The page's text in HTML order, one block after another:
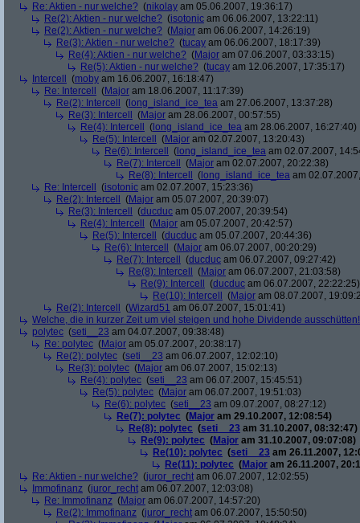
Re: Aktien - nur welche? (nikolay am 05.06.2007, 19:36:17)
Re(2): Aktien - nur welche? (isotonic am 06.06.2007, 13:22:11)
Re(2): Aktien - nur welche? (Major am 06.06.2007, 14:26:19)
Re(3): Aktien - nur welche? (tucay am 06.06.2007, 18:17:39)
Re(4): Aktien - nur welche? (Major am 07.06.2007, 03:33:15)
Re(5): Aktien - nur welche? (tucay am 12.06.2007, 17:35:17)
Intercell
(moby am 16.06.2007, 16:18:47)
Re: Intercell
(Major am 18.06.2007, 11:17:39)
Re(2): Intercell
( long_island_ice_tea am 27.06.2007, 13:37:28)
Re(3): Intercell
(Major am 28.06.2007, 00:57:55)
Re(4): Intercell
( long_island_ice_tea am 28.06.2007, 16:27:40)
Re(5): Intercell
(Major am 02.07.2007, 13:20:43)
Re(6): Intercell
( long_island_ice_tea am 02.07.2007,
Re(7): Intercell
(Major am 02.07.2007, 20:22:38)
Re(8): Intercell
( long_island_ice_tea am
Re: Intercell
(isotonic am 02.07.2007, 15:23:36)
Re(2): Intercell
(Major am 05.07.2007, 20:39:07)
Re(3): Intercell
(ducduc am 05.07.2007, 20:39:54)
Re(4): Intercell
(Major am 05.07.2007, 20:42:57)
Re(5): Intercell
(ducduc am 05.07.2007, 20:44:36)
Re(6): Intercell
(Major am 06.07.2007, 00:20:29)
Re(7): Intercell
(ducduc am 06.07.2007, 09:27:42)
Re(8): Intercell
(Major am 06.07.2007, 21:03:58)
Re(9): Intercell
(ducduc am 06.07.2007, 22:22:25)
Re(10): Intercell
(Major am 08.07.2007,
Re(2): Intercell
(Wizard51 am 06.07.2007, 15:01:41)
Welche, die in kurzer Zeit um viel steigen und hohe Dividende
polytec (seti__23 am 04.07.2007, 09:38:48)
Re: polytec (Major am 05.07.2007, 20:38:17)
Re(2): polytec (seti__23 am 06.07.2007, 12:02:10)
Re(3): polytec (Major am 06.07.2007, 15:02:13)
Re(4): polytec (seti__23 am 06.07.2007, 15:45:51)
Re(5): polytec (Major am 06.07.2007, 19:51:03)
Re(6): polytec (seti__23 am 09.07.2007, 08:27:12)
Re(7): polytec (Major am 29.10.2007, 12:08:54)
Re(8): polytec (seti__23 am 31.10.2007, 08:32:47)
Re(9): polytec (Major am 31.10.2007, 09:07:08)
Re(10): polytec (seti__23 am 26.11.2007,
Re(11): polytec (Major am 26.11.2007,
Re: Aktien - nur welche? (juror_recht am 06.07.2007, 12:02:55)
Immofinanz (juror_recht am 06.07.2007, 12:03:08)
Re: Immofinanz (Major am 06.07.2007, 14:57:20)
Re(2): Immofinanz (juror_recht am 06.07.2007, 15:50:50)